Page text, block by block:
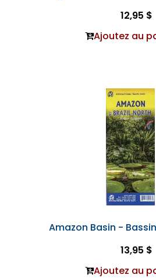
12,95 $
Ajoutez au
Amazon Basin -
13,95 $
Ajoutez au